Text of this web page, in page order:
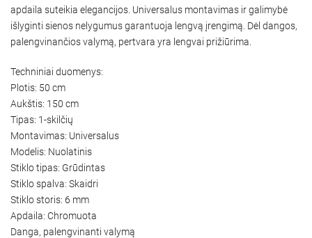
apdaila suteikia elegancijos. Universalus montavimas ir galimybė
išlyginti sienos nelygumus garantuoja lengvą įrengimą. Dėl dangos,
palengvinančios valymą, pertvara yra lengvai prižiūrima.
Techniniai duomenys:
Plotis: 50 cm
Aukštis: 150 cm
Tipas: 1-skilčių
Montavimas: Universalus
Modelis: Nuolatinis
Stiklo tipas: Grūdintas
Stiklo spalva: Skaidri
Stiklo storis: 6 mm
Apdaila: Chromuota
Danga, palengvinanti valymą